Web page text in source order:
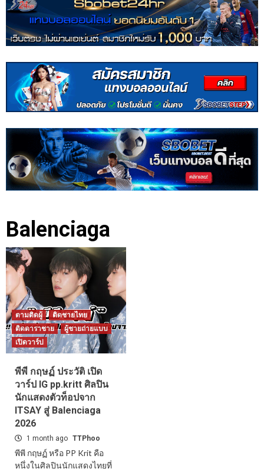
Balenciaga
ตามติดผู้
ติดชายไทย
ติดดาราชาย
ผู้ชายถ่ายแบบ
เปิดวาร์ป
พีพี กฤษฏ์ ประวัติ เปิด
วาร์ป IG pp.kritt ศิลปิน
นักแสดงตัวท็อปจาก
ITSAY สู่ Balenciaga
2026
1 month ago TTPhoo
พีพี กฤษฏ์ หรือ PP Krit คือ
หนึ่งในศิลปินนักแสดงไทยที่